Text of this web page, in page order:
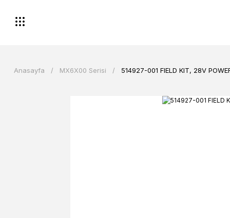
Anasayfa MX6X00 Serisi 514927-001 FIELD KIT, 28V